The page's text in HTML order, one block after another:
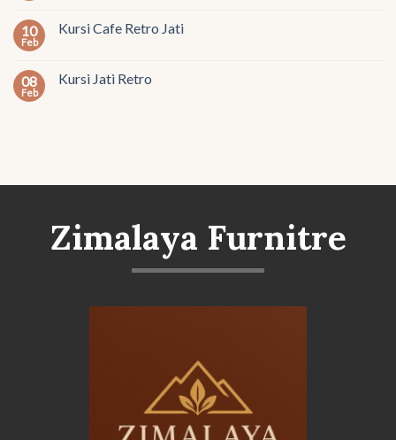
10
Feb
Kursi Cafe Retro Jati
08
Feb
Kursi Jati Retro
Zimalaya Furnitre